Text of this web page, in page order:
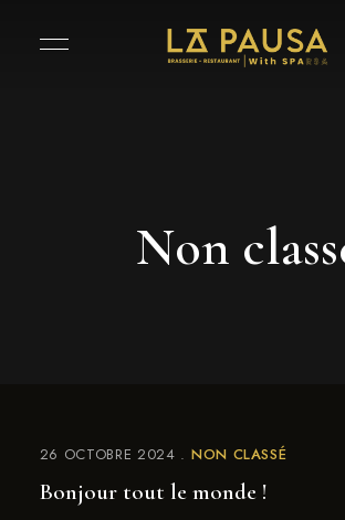
Non
26 OCTOBRE 2024 NON CLASSÉ
Bonjour tout le monde !